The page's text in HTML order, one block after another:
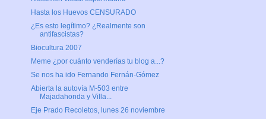
Hasta los Huevos CENSURADO
¿Es esto legítimo? ¿Realmente son
antifascistas?
Biocultura 2007
Meme ¿por cuánto venderías tu blog a...?
Se nos ha ido Fernando Fernán-Gómez
Abierta la autovía M-503 entre
Majadahonda y Villa...
Eje Prado Recoletos, lunes 26 noviembre